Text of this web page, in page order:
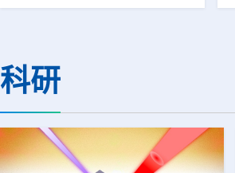
辐党委委员、总工程师、中核集团首
席科学家刘蕴韬接受记者专访时表
持续缩小城乡核医疗资源差距。同
时，以...
科研